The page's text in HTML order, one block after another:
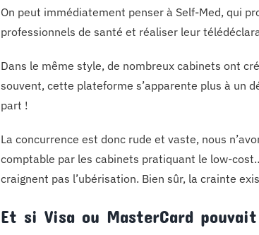
On peut immédiatement penser à Self-Med, qui
professionnels de santé et réaliser leur
Dans le même style, de nombreux cabinets ont
souvent, cette plateforme s’apparente plus à un
part !
La concurrence est donc rude et vaste, nous
comptable par les cabinets pratiquant le low-
craignent pas l’ubérisation. Bien sûr, la crainte
Et si Visa ou MasterCard